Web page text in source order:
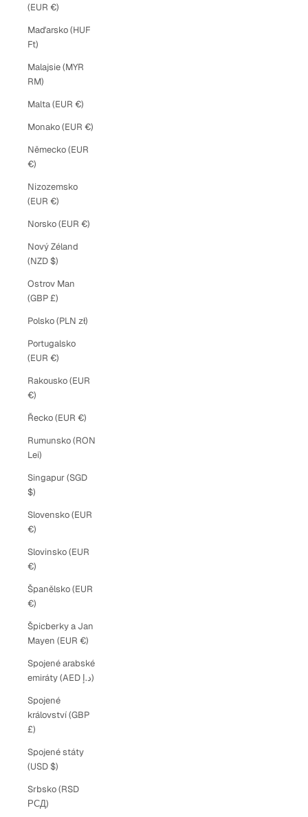
(EUR €)
Maďarsko (HUF
Ft)
Malajsie (MYR
RM)
Malta (EUR €)
Monako (EUR €)
Německo (EUR
€)
Nizozemsko
(EUR €)
Norsko (EUR €)
Nový Zéland
(NZD $)
Ostrov Man
(GBP £)
Polsko (PLN zł)
Portugalsko
(EUR €)
Rakousko (EUR
€)
Řecko (EUR €)
Rumunsko (RON
Lei)
Singapur (SGD
$)
Slovensko (EUR
€)
Slovinsko (EUR
€)
Španělsko (EUR
€)
Špicberky a Jan
Mayen (EUR €)
Spojené arabské
emiráty (AED د.إ)
Spojené
království (GBP
£)
Spojené státy
(USD $)
Srbsko (RSD
РСД)